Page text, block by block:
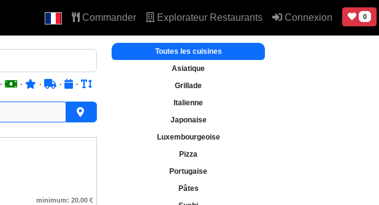
Commander Explorateur Restaurants Connexion 0
· · · · ·
minimum: 20.00 €
Toutes les cuisines
Asiatique
Grillade
Italienne
Japonaise
Luxembourgeoise
Pizza
Portugaise
Pâtes